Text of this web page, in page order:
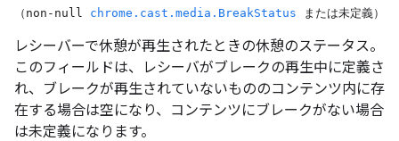
（non-null chrome.cast.media.BreakStatus または未定義）
レシーバーで休憩が再生されたときの休憩のステータス。
このフィールドは、レシーバがブレークの再生中に定義さ
れ、ブレークが再生されていないもののコンテンツ内に存
在する場合は空になり、コンテンツにブレークがない場合
は未定義になります。